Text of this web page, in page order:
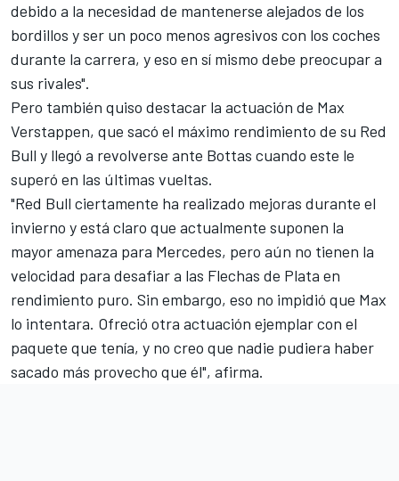
debido a la necesidad de mantenerse alejados de los
bordillos y ser un poco menos agresivos con los coches
durante la carrera, y eso en sí mismo debe preocupar a
sus rivales".
Pero también quiso destacar la actuación de Max
Verstappen, que sacó el máximo rendimiento de su Red
Bull y llegó a revolverse ante Bottas cuando este le
superó en las últimas vueltas.
"Red Bull ciertamente ha realizado mejoras durante el
invierno y está claro que actualmente suponen la
mayor amenaza para Mercedes, pero aún no tienen la
velocidad para desafiar a las Flechas de Plata en
rendimiento puro. Sin embargo, eso no impidió que Max
lo intentara. Ofreció otra actuación ejemplar con el
paquete que tenía, y no creo que nadie pudiera haber
sacado más provecho que él", afirma.